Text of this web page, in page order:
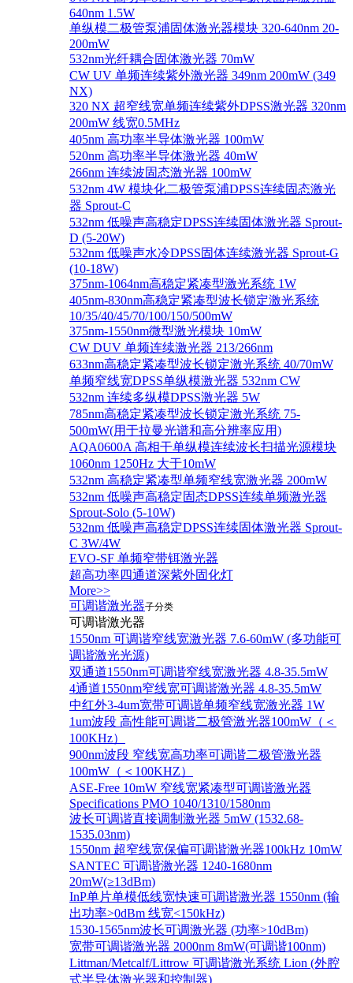
640nm 1.5W
单纵模二极管泵浦固体激光器模块 320-640nm 20-
200mW
532nm光纤耦合固体激光器 70mW
CW UV 单频连续紫外激光器 349nm 200mW (349
NX)
320 NX 超窄线宽单频连续紫外DPSS激光器 320nm
200mW 线宽0.5MHz
405nm 高功率半导体激光器 100mW
520nm 高功率半导体激光器 40mW
266nm 连续波固态激光器 100mW
532nm 4W 模块化二极管泵浦DPSS连续固态激光
器 Sprout-C
532nm 低噪声高稳定DPSS连续固体激光器 Sprout-
D (5-20W)
532nm 低噪声水冷DPSS固体连续激光器 Sprout-G
(10-18W)
375nm-1064nm高稳定紧凑型激光系统 1W
405nm-830nm高稳定紧凑型波长锁定激光系统
10/35/40/45/70/100/150/500mW
375nm-1550nm微型激光模块 10mW
CW DUV 单频连续激光器 213/266nm
633nm高稳定紧凑型波长锁定激光系统 40/70mW
单频窄线宽DPSS单纵模激光器 532nm CW
532nm 连续多纵模DPSS激光器 5W
785nm高稳定紧凑型波长锁定激光系统 75-
500mW(用于拉曼光谱和高分辨率应用)
AQA0600A 高相干单纵模连续波长扫描光源模块
1060nm 1250Hz 大于10mW
532nm 高稳定紧凑型单频窄线宽激光器 200mW
532nm 低噪声高稳定固态DPSS连续单频激光器
Sprout‐Solo (5-10W)
532nm 低噪声高稳定DPSS连续固体激光器 Sprout-
C 3W/4W
EVO-SF 单频窄带铒激光器
超高功率四通道深紫外固化灯
More>>
可调谐激光器子分类
可调谐激光器
1550nm 可调谐窄线宽激光器 7.6-60mW (多功能可
调谐激光光源)
双通道1550nm可调谐窄线宽激光器 4.8-35.5mW
4通道1550nm窄线宽可调谐激光器 4.8-35.5mW
中红外3-4um宽带可调谐单频窄线宽激光器 1W
1um波段 高性能可调谐二极管激光器100mW（＜
100KHz）
900nm波段 窄线宽高功率可调谐二极管激光器
100mW（＜100KHZ）
ASE-Free 10mW 窄线宽紧凑型可调谐激光器
Specifications PMO 1040/1310/1580nm
波长可调谐直接调制激光器 5mW (1532.68-
1535.03nm)
1550nm 超窄线宽保偏可调谐激光器100kHz 10mW
SANTEC 可调谐激光器 1240-1680nm
20mW(≥13dBm)
InP单片单模低线宽快速可调谐激光器 1550nm (输
出功率>0dBm 线宽<150kHz)
1530-1565nm波长可调激光器 (功率>10dBm)
宽带可调谐激光器 2000nm 8mW(可调谐100nm)
Littman/Metcalf/Littrow 可调谐激光系统 Lion (外腔
式半导体激光器和控制器)